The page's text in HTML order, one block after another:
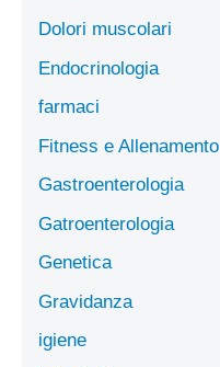
Dolori muscolari
Endocrinologia
farmaci
Fitness e Allenamento
Gastroenterologia
Gatroenterologia
Genetica
Gravidanza
igiene